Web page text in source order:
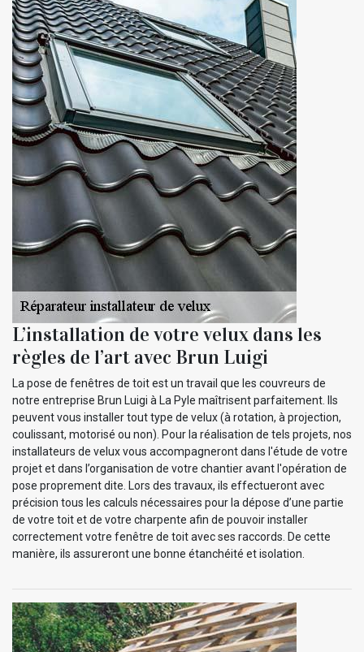
L’installation de votre velux dans les
règles de l’art avec Brun Luigi
La pose de fenêtres de toit est un travail que les couvreurs de
notre entreprise Brun Luigi à La Pyle maîtrisent parfaitement. Ils
peuvent vous installer tout type de velux (à rotation, à projection,
coulissant, motorisé ou non). Pour la réalisation de tels projets, nos
installateurs de velux vous accompagneront dans l'étude de votre
projet et dans l’organisation de votre chantier avant l'opération de
pose proprement dite. Lors des travaux, ils effectueront avec
précision tous les calculs nécessaires pour la dépose d’une partie
de votre toit et de votre charpente afin de pouvoir installer
correctement votre fenêtre de toit avec ses raccords. De cette
manière, ils assureront une bonne étanchéité et isolation.